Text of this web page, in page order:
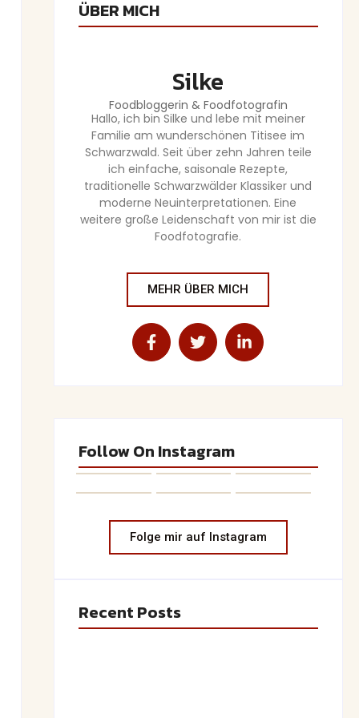
ÜBER MICH
Silke
Foodbloggerin & Foodfotografin
Hallo, ich bin Silke und lebe mit meiner
Familie am wunderschönen Titisee im
Schwarzwald. Seit über zehn Jahren teile
ich einfache, saisonale Rezepte,
traditionelle Schwarzwälder Klassiker und
moderne Neuinterpretationen. Eine
weitere große Leidenschaft von mir ist die
Foodfotografie.
MEHR ÜBER MICH
Follow On Instagram
Folge mir auf Instagram
Recent Posts